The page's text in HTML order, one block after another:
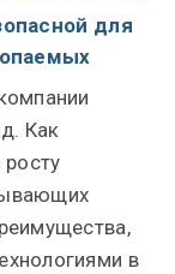
для
Как
росту
в